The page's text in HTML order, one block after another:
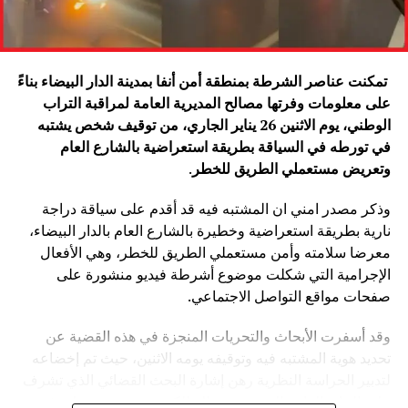
تمكنت عناصر الشرطة بمنطقة أمن أنفا بمدينة الدار البيضاء بناءً
على معلومات وفرتها مصالح المديرية العامة لمراقبة التراب
الوطني، يوم الاثنين 26 يناير الجاري، من توقيف شخص يشتبه
في تورطه في السياقة بطريقة استعراضية بالشارع العام
وتعريض مستعملي الطريق للخطر .
وذكر مصدر امني ان المشتبه فيه قد أقدم على سياقة دراجة
نارية بطريقة استعراضية وخطيرة بالشارع العام بالدار البيضاء،
معرضا سلامته وأمن مستعملي الطريق للخطر، وهي الأفعال
الإجرامية التي شكلت موضوع أشرطة فيديو منشورة على
صفحات مواقع التواصل الاجتماعي.
وقد أسفرت الأبحاث والتحريات المنجزة في هذه القضية عن
تحديد هوية المشتبه فيه وتوقيفه يومه الاثنين، حيث تم إخضاعه
عليه النيابة العامة المختصة، وذلك للكشف عن جميع ظروف